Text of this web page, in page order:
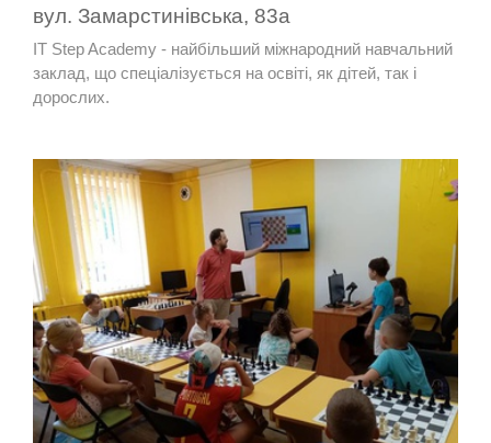
вул. Замарстинівська, 83а
IT Step Academy - найбільший міжнародний навчальний
заклад, що спеціалізується на освіті, як дітей, так і
дорослих.